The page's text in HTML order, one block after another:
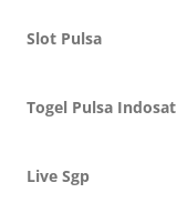
Slot Pulsa
Togel Pulsa Indosat
Live Sgp